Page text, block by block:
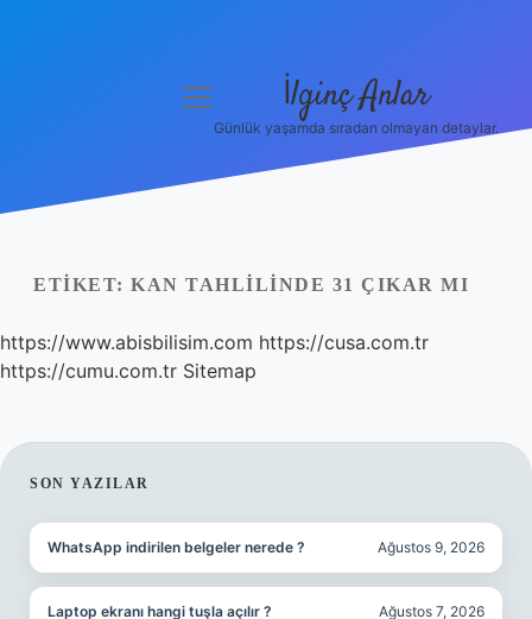
Yasal Uyarı
Hakkımızda
menüyü
İlginç Anlar
Günlük yaşamda sıradan olmayan detaylar.
ETIKET: KAN TAHLILINDE 31 ÇIKAR MI
https://www.abisbilisim.com https://cusa.com.tr
https://cumu.com.tr Sitemap
SIDEBAR
SON YAZILAR
WhatsApp indirilen belgeler nerede ? Ağustos 9, 2026
Laptop ekranı hangi tuşla açılır ? Ağustos 7, 2026